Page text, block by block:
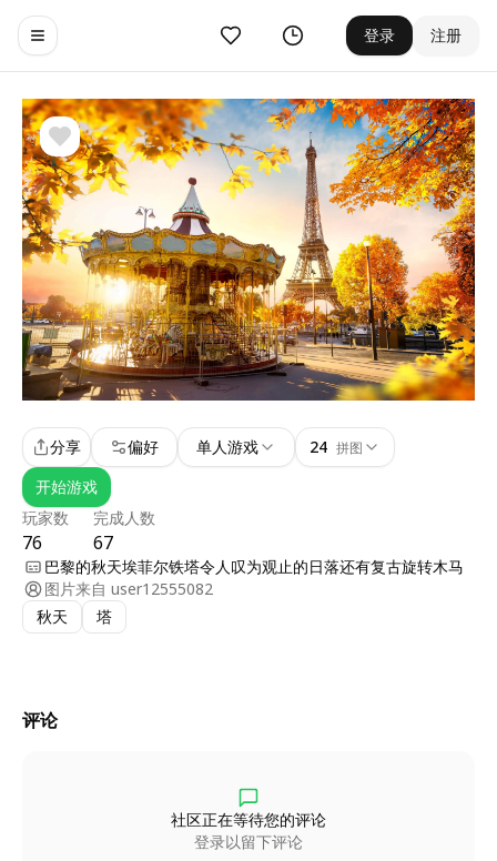
Toggle navigation menu
收藏 历史 登录 注册
玩家数
76
完成人数
67
分享 偏好 单人游戏 24 拼图
开始游戏
巴黎的秋天埃菲尔铁塔令人叹为观止的日落还有复古旋转木马
图片来自 user12555082
秋天
塔
评论
社区正在等待您的评论
登录以留下评论